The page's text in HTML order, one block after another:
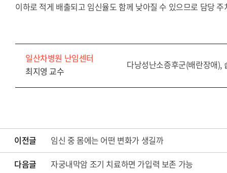
이하로 적게 배출되고 임신율도 함께 낮아질 수 있으므로 담당
일산차병원 난임센터
최지영 교수
다낭성난소증후군(배란장애),
이전글
임신 중 몸에는 어떤 변화가 생길까
다음글
자궁내막암 조기 치료하면 가입력 보존 가능